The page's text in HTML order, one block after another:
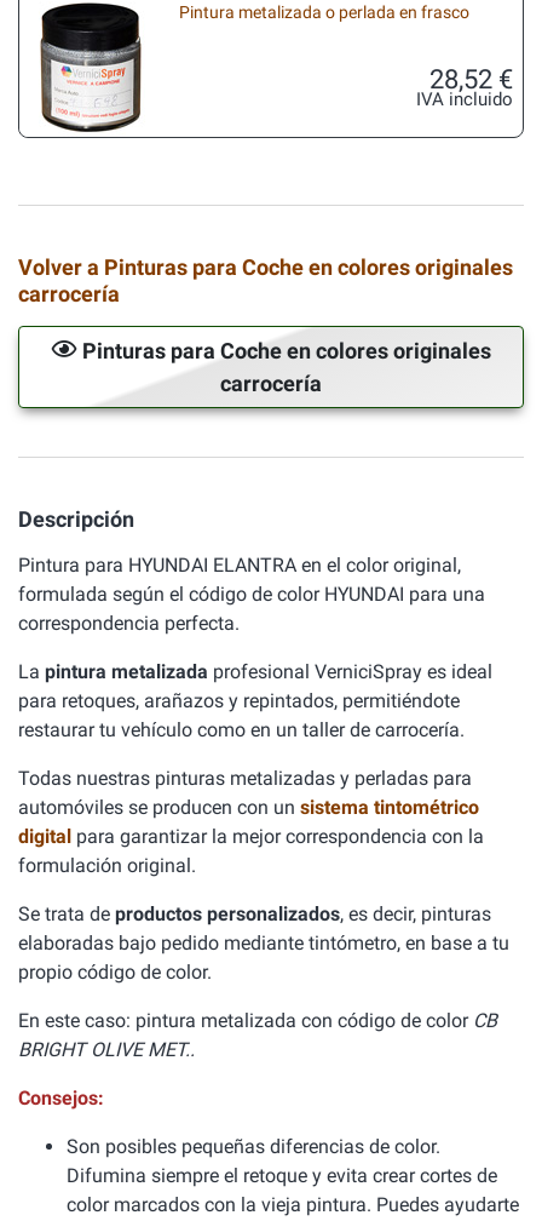
Pintura metalizada o perlada en frasco
28,52 €
IVA incluido
Volver a Pinturas para Coche en colores originales
carrocería
Pinturas para Coche en colores originales
carrocería
Descripción
Pintura para HYUNDAI ELANTRA en el color original,
formulada según el código de color HYUNDAI para una
correspondencia perfecta.
La pintura metalizada profesional VerniciSpray es ideal
para retoques, arañazos y repintados, permitiéndote
restaurar tu vehículo como en un taller de carrocería.
Todas nuestras pinturas metalizadas y perladas para
automóviles se producen con un sistema tintométrico
digital para garantizar la mejor correspondencia con la
formulación original.
Se trata de productos personalizados, es decir, pinturas
elaboradas bajo pedido mediante tintómetro, en base a tu
propio código de color.
En este caso: pintura metalizada con código de color CB
BRIGHT OLIVE MET..
Consejos:
Son posibles pequeñas diferencias de color.
Difumina siempre el retoque y evita crear cortes de
color marcados con la vieja pintura. Puedes ayudarte